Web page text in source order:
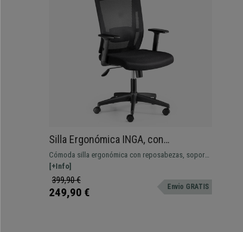
Silla Ergonómica INGA, con
Reposacabezas, Soporte Lumbar, Uso
8h, en Negro
Cómoda silla ergonómica con reposabezas, soporte
lumbar y reposabrazos regulables. Apta para uso
profesional.
[+Info]
399,90 €
249,90 € Envio GRATIS